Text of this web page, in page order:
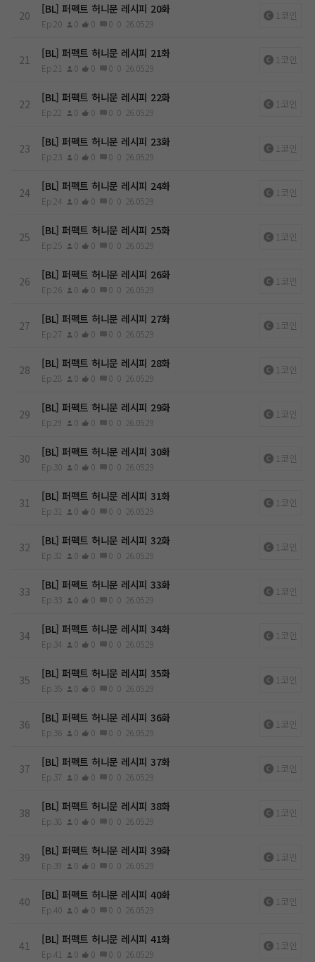
20 [BL] 퍼펙트 허니문 레시피 20화
Ep.20 0 0 0 0 26.05.29
1코인
21 [BL] 퍼펙트 허니문 레시피 21화
Ep.21 0 0 0 0 26.05.29
1코인
22 [BL] 퍼펙트 허니문 레시피 22화
Ep.22 0 0 0 0 26.05.29
1코인
23 [BL] 퍼펙트 허니문 레시피 23화
Ep.23 0 0 0 0 26.05.29
1코인
24 [BL] 퍼펙트 허니문 레시피 24화
Ep.24 0 0 0 0 26.05.29
1코인
25 [BL] 퍼펙트 허니문 레시피 25화
Ep.25 0 0 0 0 26.05.29
1코인
26 [BL] 퍼펙트 허니문 레시피 26화
Ep.26 0 0 0 0 26.05.29
1코인
27 [BL] 퍼펙트 허니문 레시피 27화
Ep.27 0 0 0 0 26.05.29
1코인
28 [BL] 퍼펙트 허니문 레시피 28화
Ep.28 0 0 0 0 26.05.29
1코인
29 [BL] 퍼펙트 허니문 레시피 29화
Ep.29 0 0 0 0 26.05.29
1코인
30 [BL] 퍼펙트 허니문 레시피 30화
Ep.30 0 0 0 0 26.05.29
1코인
31 [BL] 퍼펙트 허니문 레시피 31화
Ep.31 0 0 0 0 26.05.29
1코인
32 [BL] 퍼펙트 허니문 레시피 32화
Ep.32 0 0 0 0 26.05.29
1코인
33 [BL] 퍼펙트 허니문 레시피 33화
Ep.33 0 0 0 0 26.05.29
1코인
34 [BL] 퍼펙트 허니문 레시피 34화
Ep.34 0 0 0 0 26.05.29
1코인
35 [BL] 퍼펙트 허니문 레시피 35화
Ep.35 0 0 0 0 26.05.29
1코인
36 [BL] 퍼펙트 허니문 레시피 36화
Ep.36 0 0 0 0 26.05.29
1코인
37 [BL] 퍼펙트 허니문 레시피 37화
Ep.37 0 0 0 0 26.05.29
1코인
38 [BL] 퍼펙트 허니문 레시피 38화
Ep.38 0 0 0 0 26.05.29
1코인
39 [BL] 퍼펙트 허니문 레시피 39화
Ep.39 0 0 0 0 26.05.29
1코인
40 [BL] 퍼펙트 허니문 레시피 40화
Ep.40 0 0 0 0 26.05.29
1코인
41 [BL] 퍼펙트 허니문 레시피 41화
Ep.41 0 0 0 0 26.05.29
1코인